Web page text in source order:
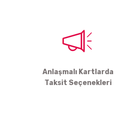
Anlaşmalı Kartlarda
Taksit Seçenekleri